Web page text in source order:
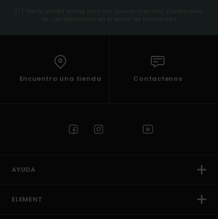
(*) Oferta valida online para los nuevos inscritos. Condiciones
de uso detalladas en el email de bienvenida
Encuentra una tienda Contactenos
AYUDA
ELEMENT